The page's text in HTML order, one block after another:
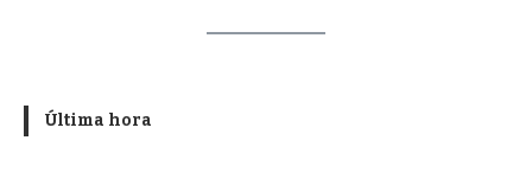
Última hora